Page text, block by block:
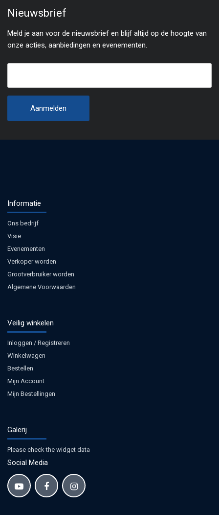
Nieuwsbrief
Meld je aan voor de nieuwsbrief en blijf altijd op de hoogte van
onze acties, aanbiedingen en evenementen.
Informatie
Ons bedrijf
Visie
Evenementen
Verkoper worden
Grootverbruiker worden
Algemene Voorwaarden
Veilig winkelen
Inloggen / Registreren
Winkelwagen
Bestellen
Mijn Account
Mijn Bestellingen
Galerij
Please check the widget data
Social Media